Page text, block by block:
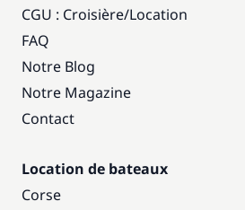
CGU : Croisière/Location
FAQ
Notre Blog
Notre Magazine
Contact
Location de bateaux
Corse